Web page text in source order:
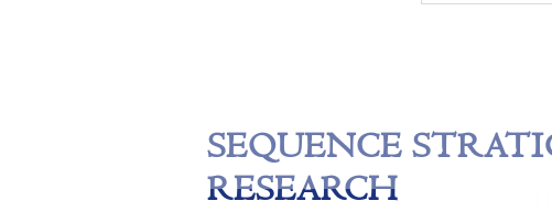
SEQUENCE
RESEARCH